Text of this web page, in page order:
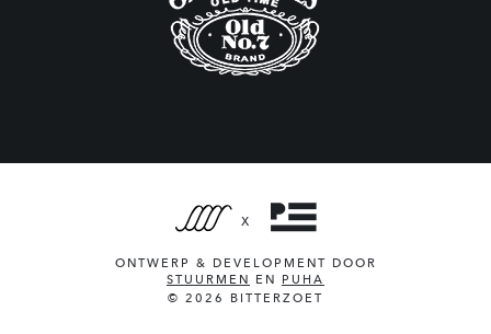
X
ONTWERP & DEVELOPMENT DOOR
STUURMEN
EN
PUHA
© 2026 BITTERZOET